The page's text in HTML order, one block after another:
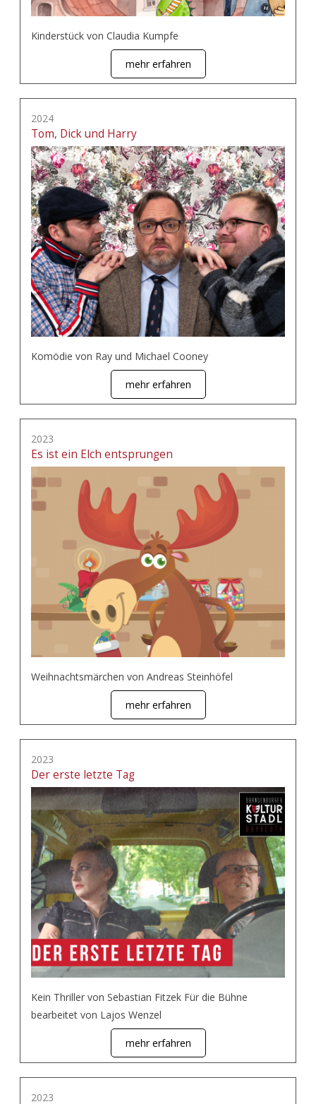
Kinderstück von Claudia Kumpfe
mehr erfahren
2024
Tom, Dick und Harry
Komödie von Ray und Michael Cooney
mehr erfahren
2023
Es ist ein Elch entsprungen
Weihnachtsmärchen von Andreas Steinhöfel
mehr erfahren
2023
Der erste letzte Tag
Kein Thriller von Sebastian Fitzek Für die Bühne
bearbeitet von Lajos Wenzel
mehr erfahren
2023